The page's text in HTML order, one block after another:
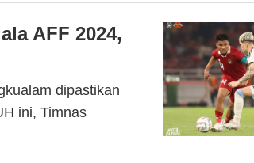
AFF 2024,
dipastikan
ini, Timnas